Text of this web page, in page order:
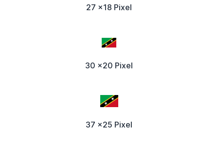
27 x18 Pixel
30 x20 Pixel
37 x25 Pixel